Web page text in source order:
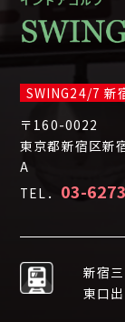
SWING24/7 新
〒160-0022
東京都新宿区
A
TEL． 03-
新宿
東口